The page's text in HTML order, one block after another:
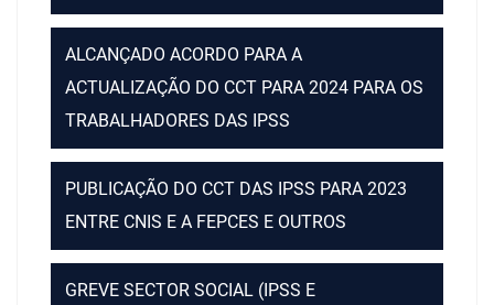
ALCANÇADO ACORDO PARA A
ACTUALIZAÇÃO DO CCT PARA 2024 PARA OS
TRABALHADORES DAS IPSS
PUBLICAÇÃO DO CCT DAS IPSS PARA 2023
ENTRE CNIS E A FEPCES E OUTROS
GREVE SECTOR SOCIAL (IPSS E